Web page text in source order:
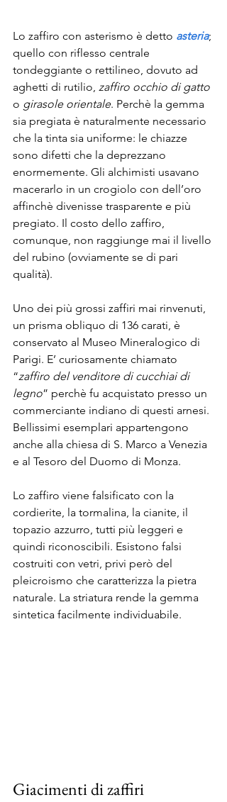
Lo zaffiro con asterismo è detto asteria;
quello con riflesso centrale
tondeggiante o rettilineo, dovuto ad
aghetti di rutilio, zaffiro occhio di gatto
o girasole orientale. Perchè la gemma
sia pregiata è naturalmente necessario
che la tinta sia uniforme: le chiazze
sono difetti che la deprezzano
enormemente. Gli alchimisti usavano
macerarlo in un crogiolo con dell’oro
affinchè divenisse trasparente e più
pregiato. Il costo dello zaffiro,
comunque, non raggiunge mai il livello
del rubino (ovviamente se di pari
qualità).
Uno dei più grossi zaffiri mai rinvenuti,
un prisma obliquo di 136 carati, è
conservato al Museo Mineralogico di
Parigi. E’ curiosamente chiamato
“zaffiro del venditore di cucchiai di
legno” perchè fu acquistato presso un
commerciante indiano di questi arnesi.
Bellissimi esemplari appartengono
anche alla chiesa di S. Marco a Venezia
e al Tesoro del Duomo di Monza.
Lo zaffiro viene falsificato con la
cordierite, la tormalina, la cianite, il
topazio azzurro, tutti più leggeri e
quindi riconoscibili. Esistono falsi
costruiti con vetri, privi però del
pleicroismo che caratterizza la pietra
naturale. La striatura rende la gemma
sintetica facilmente individuabile.
Giacimenti di zaffiri